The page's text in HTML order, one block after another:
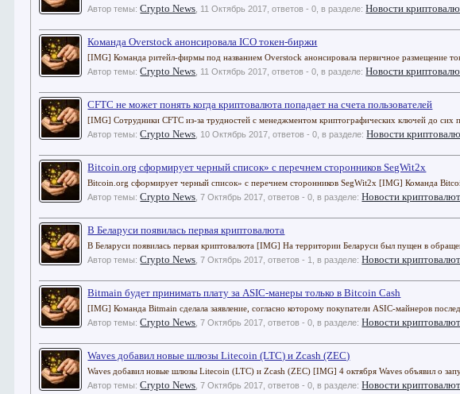
Автор темы:Crypto News 11 Октябрь 2017 , ответов - 0, в разделе:Новости
Команда Overstock анонсировала ICO токен-биржи
[IMG] Команда ритейл-фирмы под названием Overstock анонсировала первичное размещение
Автор темы:Crypto News 11 Октябрь 2017 , ответов - 0, в разделе:Новости
CFTC не может понять когда криптовалюта попадает на счета пользователей
[IMG] Сотрудники CFTC из-за трудностей с менеджментом криптографических ключей до сих
Автор темы:Crypto News 10 Октябрь 2017 , ответов - 0, в разделе:Новости
Bitcoin.org сформирует черный список» с перечнем сторонников SegWit2x
Bitcoin.org сформирует черный список» с перечнем сторонников SegWit2x [IMG] Команда
Автор темы:Crypto News ,7 Октябрь 2017 , ответов - 0, в разделе:Новости криптовалют
В Беларуси появилась первая криптовалюта
В Беларуси появилась первая криптовалюта [IMG] На территории Беларуси был пущен в
Автор темы:Crypto News ,7 Октябрь 2017 , ответов - 1, в разделе:Новости криптовалют
Bitmain будет принимать плату за ASIC-манеры только в Bitcoin Cash
[IMG] Команда Bitmain сделала заявление, согласно которому покупатели ASIC-майнеров
Автор темы:Crypto News ,7 Октябрь 2017 , ответов - 0, в разделе:Новости криптовалют
Waves добавил новые шлюзы Litecoin (LTC) и Zcash (ZEC)
Waves добавил новые шлюзы Litecoin (LTC) и Zcash (ZEC) [IMG] 4 октября Waves объявил о
Автор темы:Crypto News ,7 Октябрь 2017 , ответов - 0, в разделе:Новости криптовалют